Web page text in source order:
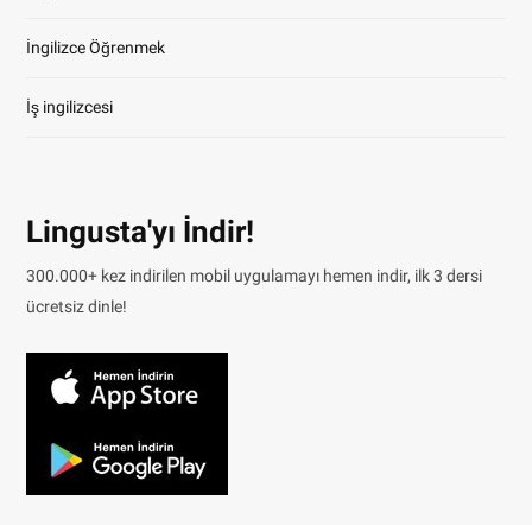
İngilizce Öğrenmek
İş ingilizcesi
Lingusta'yı İndir!
300.000+ kez indirilen mobil uygulamayı hemen indir, ilk 3 dersi
ücretsiz dinle!